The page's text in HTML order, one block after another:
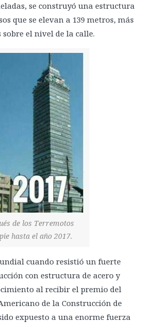
se construyó una estructura
que se elevan a 139 metros, más
el nivel de la calle.
de los Terremotos
hasta el año 2017.
cuando resistió un fuerte
con estructura de acero y
al recibir el premio del
de la Construcción de
expuesto a una enorme fuerza